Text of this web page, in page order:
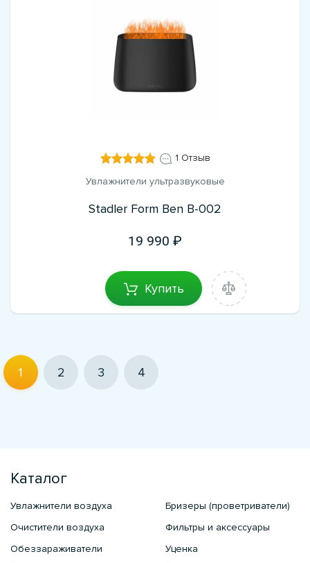
1 Отзыв
Увлажнители ультразвуковые
Stadler Form Ben B-002
19 990
Купить
1 2 3 4
Каталог
Увлажнители воздуха
Очистители воздуха
Обеззараживатели
Бризеры (проветриватели)
Фильтры и аксессуары
Уценка